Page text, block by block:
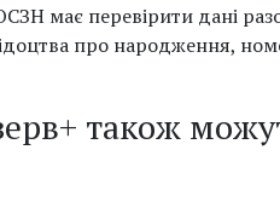
має перевірити дані
про народження,
також